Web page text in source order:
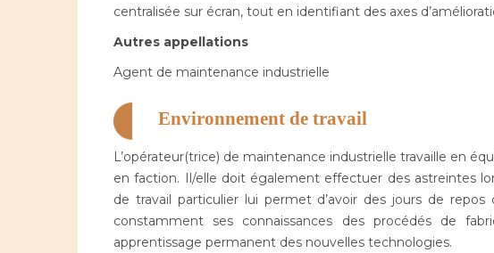
centralisée sur écran, tout en identifiant des axes
Autres appellations
Agent de maintenance industrielle
Environnement de travail
L’opérateur(trice) de maintenance industrielle travaille en
en faction. Il/elle doit également effectuer des astreintes
de travail particulier lui permet d’avoir des jours de repos
constamment ses connaissances des procédés de
apprentissage permanent des nouvelles technologies.